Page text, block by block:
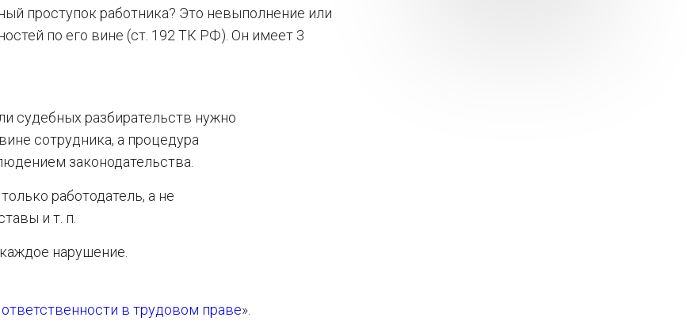
проступок работника? Это невыполнение или
по его вине (ст. 192 ТК РФ). Он имеет 3
судебных разбирательств нужно
сотрудника, а процедура
законодательства.
работодатель, а не
и т. п.
нарушение.
в трудовом праве».